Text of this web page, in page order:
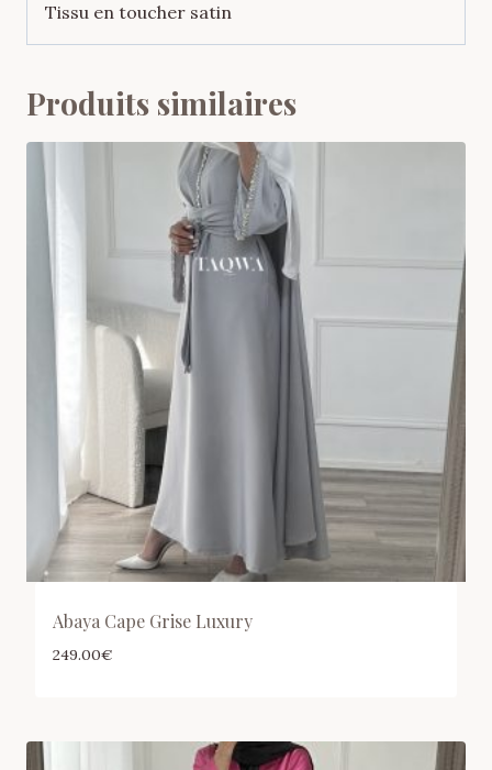
Tissu en toucher satin
Produits similaires
Abaya Cape Grise Luxury
249.00€